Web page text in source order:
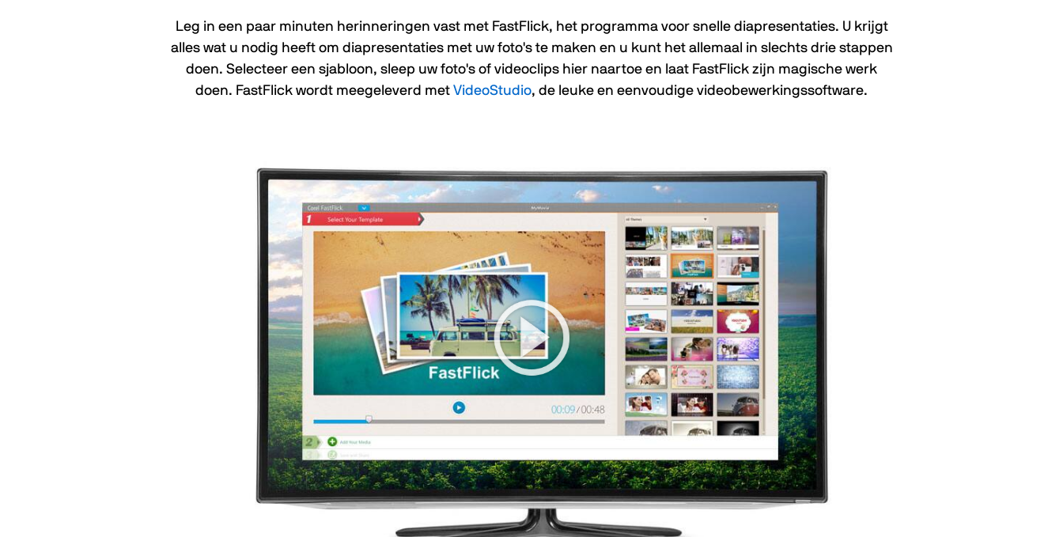
Leg in een paar minuten herinneringen vast met FastFlick, het programma voor snelle diapresentaties. U krijgt
alles wat u nodig heeft om diapresentaties met uw foto's te maken en u kunt het allemaal in slechts drie stappen
doen. Selecteer een sjabloon, sleep uw foto's of videoclips hier naartoe en laat FastFlick zijn magische werk
doen. FastFlick wordt meegeleverd met VideoStudio, de leuke en eenvoudige videobewerkingssoftware.